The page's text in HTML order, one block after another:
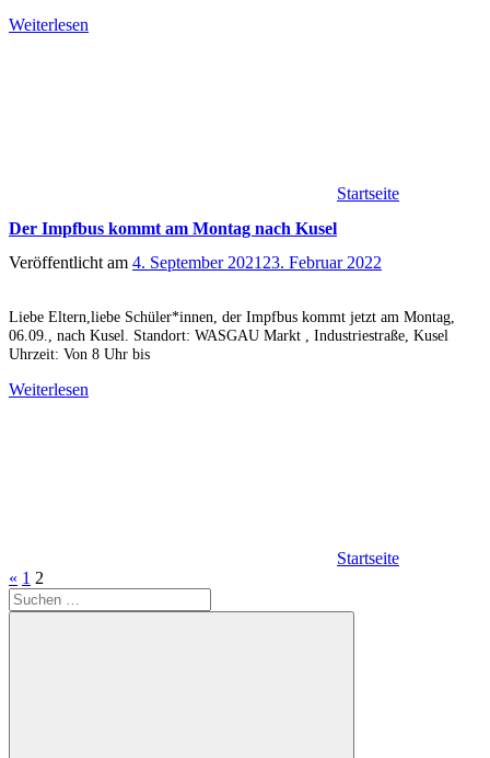
Weiterlesen
Startseite
Der Impfbus kommt am Montag nach Kusel
Veröffentlicht am 4. September 2021 23. Februar 2022
Liebe Eltern,liebe Schüler*innen, der Impfbus kommt jetzt am Montag,
06.09., nach Kusel. Standort: WASGAU Markt , Industriestraße, Kusel
Uhrzeit: Von 8 Uhr bis
Weiterlesen
Startseite
Seitennummerierung
der
Beiträge
« Vorherige
Beiträge
1 2
Suchen
nach: